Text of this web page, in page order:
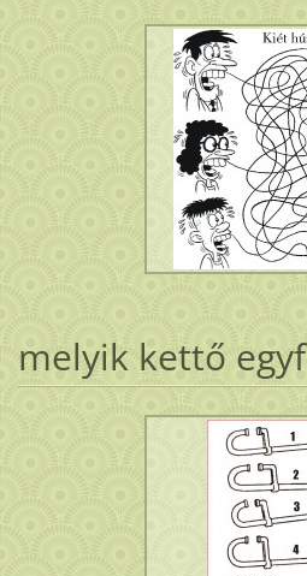
melyik kettő